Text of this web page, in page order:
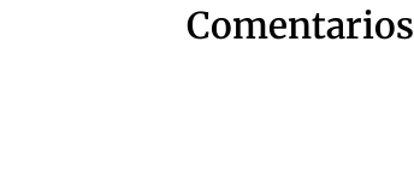
Comentarios